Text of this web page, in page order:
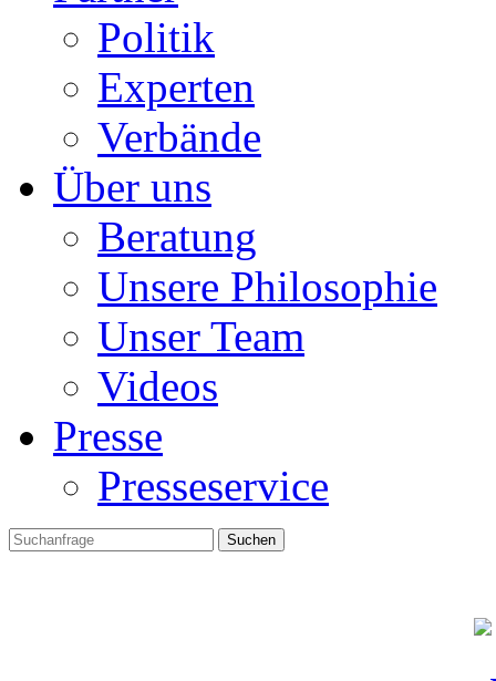
Politik
Experten
Verbände
Über uns
Beratung
Unsere Philosophie
Unser Team
Videos
Presse
Presseservice
Suchen